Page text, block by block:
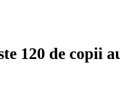
120 de